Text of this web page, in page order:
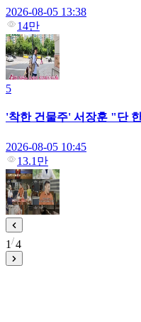
2026-08-05 13:38
14만
5
'착한 건물주' 서장훈 "단
2026-08-05 10:45
13.1만
1 4